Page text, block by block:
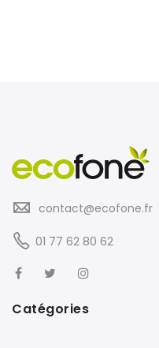
contact@ecofone.fr
01 77 62 80 62
Catégories